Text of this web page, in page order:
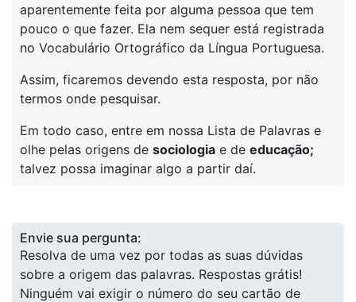
aparentemente feita por alguma pessoa que tem
pouco o que fazer. Ela nem sequer está registrada
no Vocabulário Ortográfico da Língua Portuguesa.
Assim, ficaremos devendo esta resposta, por não
termos onde pesquisar.
Em todo caso, entre em nossa Lista de Palavras e
olhe pelas origens de sociologia e de educação;
talvez possa imaginar algo a partir daí.
Envie sua pergunta:
Resolva de uma vez por todas as suas dúvidas
sobre a origem das palavras. Respostas grátis!
Ninguém vai exigir o número do seu cartão de